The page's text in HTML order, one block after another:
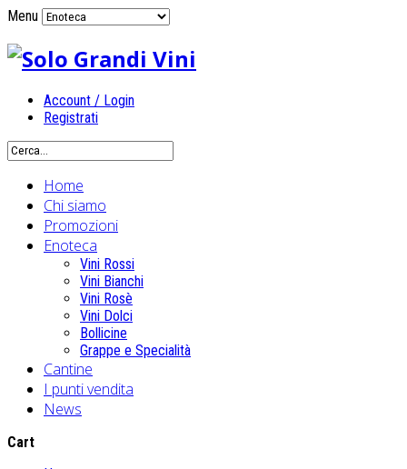
Menu
Account / Login
Registrati
Home
Chi siamo
Promozioni
Enoteca
Vini Rossi
Vini Bianchi
Vini Rosè
Vini Dolci
Bollicine
Grappe e Specialità
Cantine
I punti vendita
News
Cart